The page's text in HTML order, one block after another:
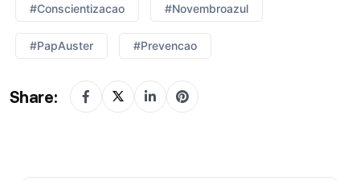
#conscientizacao #novembroazul
#PapAuster #prevencao
Share: